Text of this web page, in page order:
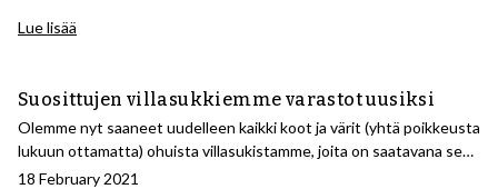
täydennysvarastot kaikista malleista.
Lue lisää
Suosittujen villasukkiemme varastot uusiksi
Olemme nyt saaneet uudelleen kaikki koot ja värit (yhtä poikkeusta
lukuun ottamatta) ohuista villasukistamme, joita on saatavana sekä
nilkkapituisina että yli vasikan pituisina. Hyvin istuvat, kestävät ja
18 February 2021